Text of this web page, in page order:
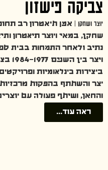
צביקה פישזון
יוצר ושחקן | אמן תיאטרון רב
שחקן, במאי ויוצר תיאטרון
נתיב ולאחר התמחות בבית
ביצירות בינלאומיות
יצר והשתתף בהפקות
והחאן, ושיתף פעולה עם
ראה עוד...